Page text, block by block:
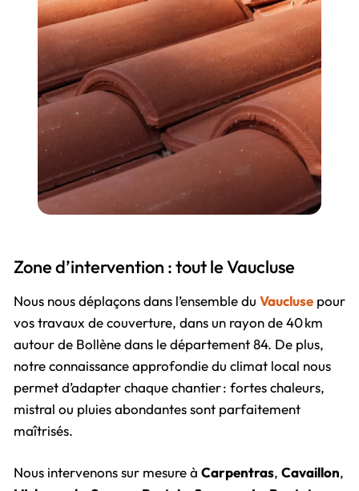
Zone d’intervention : tout le Vaucluse
Nous nous déplaçons dans l’ensemble du Vaucluse pour
vos travaux de couverture, dans un rayon de 40 km
autour de Bollène dans le département 84. De plus,
notre connaissance approfondie du climat local nous
permet d’adapter chaque chantier : fortes chaleurs,
mistral ou pluies abondantes sont parfaitement
maîtrisés.
Nous intervenons sur mesure à Carpentras, Cavaillon,